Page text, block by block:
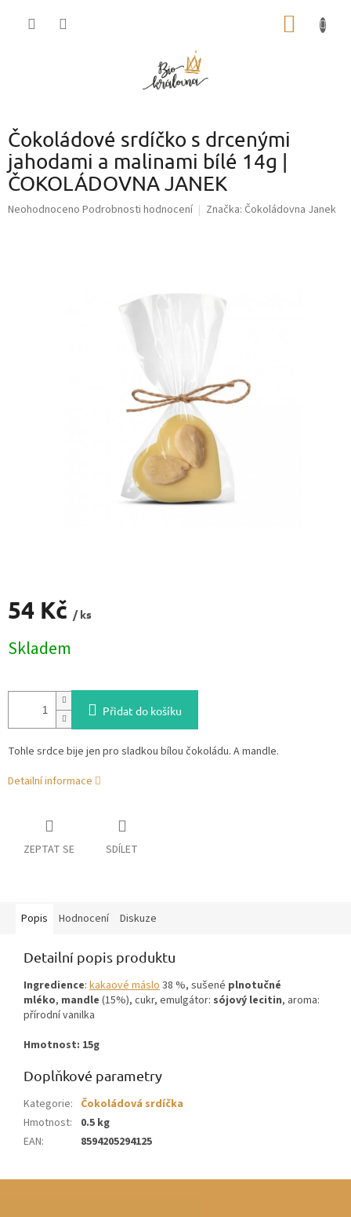
Čokoládové srdíčko s drcenými
jahodami a malinami bílé 14g |
ČOKOLÁDOVNA JANEK
Průměrné
Neohodnoceno Podrobnosti hodnocení Značka: Čokoládovna Janek
54 Kč / ks
cena:
Skladem
Přidat do košíku
Tohle srdce bije jen pro sladkou bílou čokoládu. A mandle.
Detailní informace
ZEPTAT SE SDÍLET
Popis Hodnocení Diskuze
Detailní popis produktu
Ingredience: kakaové máslo38 %, sušené plnotučné
mléko, mandle (15%), cukr, emulgátor: sójový lecitin, aroma:
přírodní vanilka
Hmotnost: 15g
Doplňkové parametry
Kategorie: Čokoládová srdíčka
Hmotnost:
0.5 kg
EAN: 8594205294125